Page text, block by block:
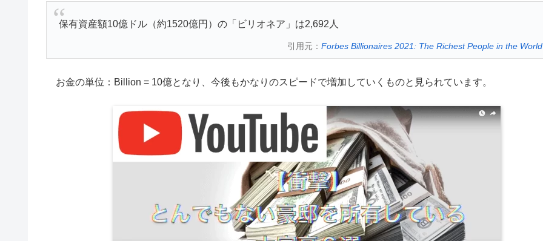
保有資産額10億ドル（約1520億円）の「ビリオネア」は2,692人
引用元： Forbes Billionaires 2021: The Richest People in the World
お金の単位：Billion = 10億となり、今後もかなりのスピードで増加していくものと見られています。